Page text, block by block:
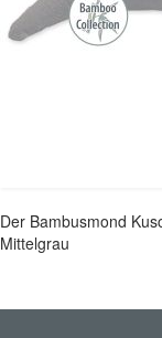
Der Bambusmond
Mittelgrau